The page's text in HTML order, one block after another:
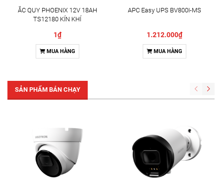
ẮC QUY PHOENIX 12V 18AH
TS12180 KÍN KHÍ
1₫
MUA HÀNG
APC Easy UPS BV800I-MS
1.212.000₫
MUA HÀNG
SẢN PHẨM BÁN CHẠY